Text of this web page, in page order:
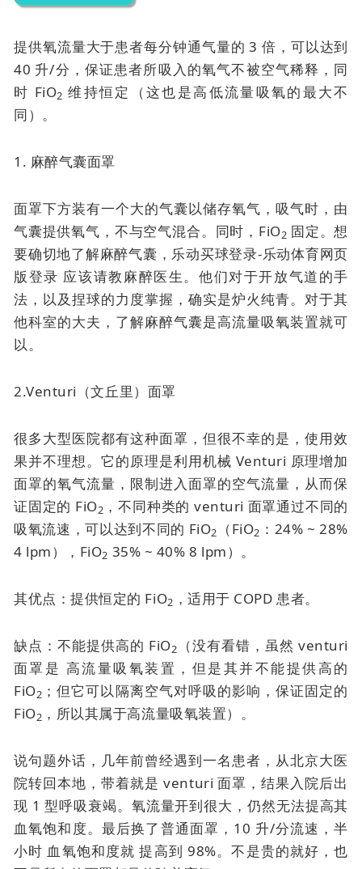
提供氧流量大于患者每分钟通气量的 3 倍，可以达到
40 升/分，保证患者所吸入的氧气不被空气稀释，同
时 FiO2 维持恒定（这也是高低流量吸氧的最大不
同）。
1. 麻醉气囊面罩
面罩下方装有一个大的气囊以储存氧气，吸气时，由
气囊提供氧气，不与空气混合。同时，FiO2 固定。想
要确切地了解麻醉气囊，乐动买球登录-乐动体育网页
版登录 应该请教麻醉医生。他们对于开放气道的手
法，以及捏球的力度掌握，确实是炉火纯青。对于其
他科室的大夫，了解麻醉气囊是高流量吸氧装置就可
以。
2.Venturi（文丘里）面罩
很多大型医院都有这种面罩，但很不幸的是，使用效
果并不理想。它的原理是利用机械 Venturi 原理增加
面罩的氧气流量，限制进入面罩的空气流量，从而保
证固定的 FiO2 ，不同种类的 venturi 面罩通过不同的
吸氧流速，可以达到不同的 FiO2 （FiO2 ：24% ~ 28%
4 lpm），FiO2 35% ~ 40% 8 lpm）。
其优点：提供恒定的 FiO2 ，适用于 COPD 患者。
缺点：不能提供高的 FiO2 （没有看错，虽然venturi
面罩是 高流量吸氧装置，但是其并不能提供高的
FiO2 ；但它可以隔离空气对呼吸的影响，保证固定的
FiO2 ，所以其属于高流量吸氧装置）。
说句题外话，几年前曾经遇到一名患者，从北京大医
院转回本地，带着就是venturi 面罩 ，结果入院后出
现 1 型呼吸衰竭。氧流量开到很大，仍然无法提高其
血氧饱和度。最后换了普通面罩，10 升/分流速，半
小时 血氧饱和度就 提高到 98%。不是贵的就好，也